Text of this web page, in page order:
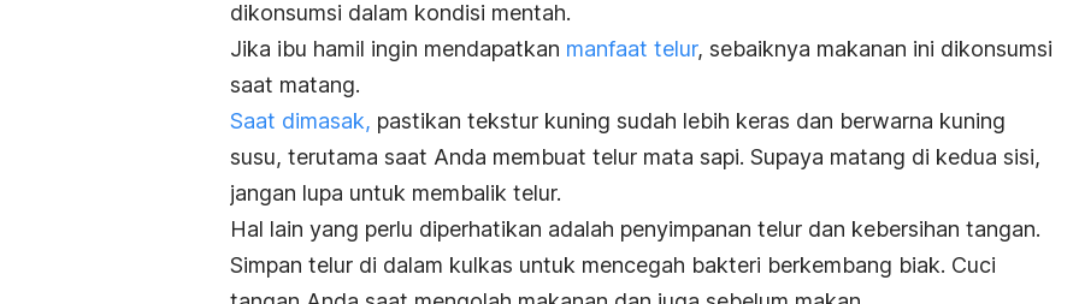
dikonsumsi dalam kondisi mentah.
Jika ibu hamil ingin mendapatkan manfaat telur, sebaiknya makanan ini dikonsumsi
saat matang.
Saat dimasak, pastikan tekstur kuning sudah lebih keras dan berwarna kuning
susu, terutama saat Anda membuat telur mata sapi. Supaya matang di kedua sisi,
jangan lupa untuk membalik telur.
Hal lain yang perlu diperhatikan adalah penyimpanan telur dan kebersihan tangan.
Simpan telur di dalam kulkas untuk mencegah bakteri berkembang biak. Cuci